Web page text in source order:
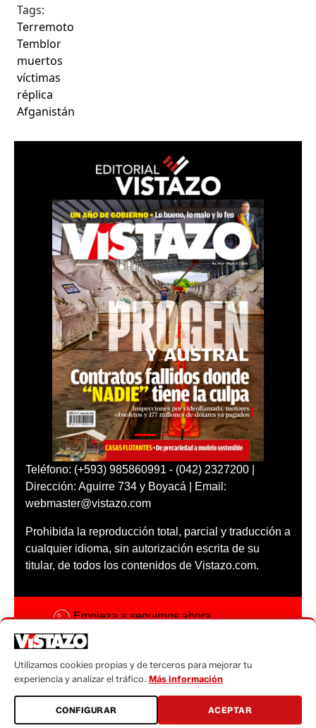
Tags:
Terremoto
Temblor
muertos
víctimas
réplica
Afganistán
Teléfono: (+593) 985860991 - (042) 2327200 |
Dirección: Aguirre 734 y Boyacá | Email:
webmaster@vistazo.com
Prohibida la reproducción total, parcial y traducción a
cualquier idioma, sin autorización escrita de su
titular, de todos los contenidos de Vistazo.com.
Empieza a seguirnos ahora
Código ética
Sugerencias a:
sugerencias@vistazo.com
Utilizamos cookies propias y de terceros para mejorar tu
experiencia y analizar el tráfico. Más información
CONFIGURAR ACEPTAR